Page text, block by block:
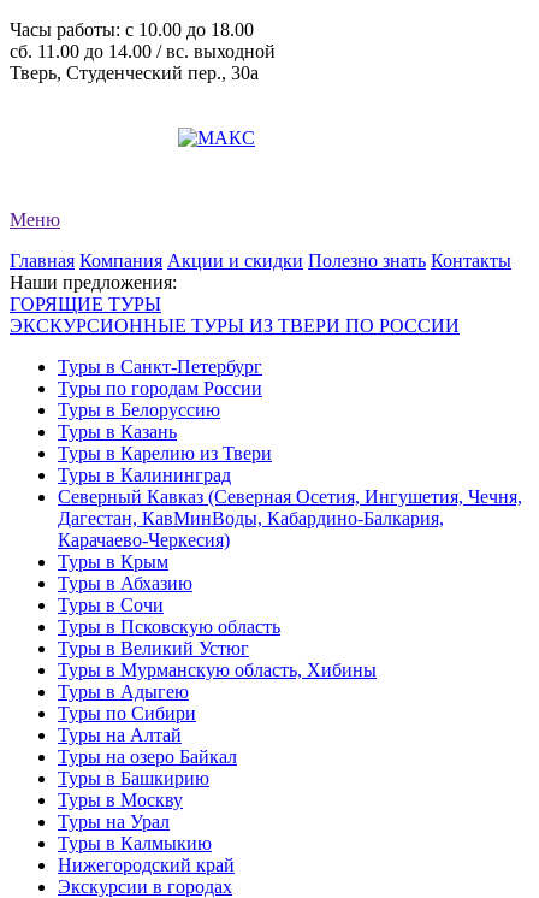
Часы работы: c 10.00 до 18.00
сб. 11.00 до 14.00 / вс. выходной
Тверь, Студенческий пер., 30а
Меню
Главная Компания Акции и скидки Полезно знать Контакты
Наши предложения:
ГОРЯЩИЕ ТУРЫ
ЭКСКУРСИОННЫЕ ТУРЫ ИЗ ТВЕРИ ПО РОССИИ
Туры в Санкт-Петербург
Туры по городам России
Туры в Белоруссию
Туры в Казань
Туры в Карелию из Твери
Туры в Калининград
Северный Кавказ (Северная Осетия, Ингушетия, Чечня,
Дагестан, КавМинВоды, Кабардино-Балкария,
Карачаево-Черкесия)
Туры в Крым
Туры в Абхазию
Туры в Сочи
Туры в Псковскую область
Туры в Великий Устюг
Туры в Мурманскую область, Хибины
Туры в Адыгею
Туры по Сибири
Туры на Алтай
Туры на озеро Байкал
Туры в Башкирию
Туры в Москву
Туры на Урал
Туры в Калмыкию
Нижегородский край
Экскурсии в городах